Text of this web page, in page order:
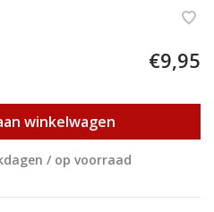
€9,95
winkelwagen
/ op voorraad